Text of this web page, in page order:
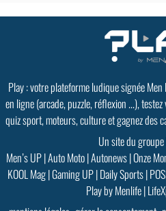
Play : votre plateforme ludique signée
en ligne (arcade, puzzle, réflexion ...),
quiz sport, moteurs, culture et gagnez des
Un site du groupe
Men’s UP|Auto Moto|Autonews|Onze
KOOL Mag|Gaming UP|Daily Sports|
Play by Menlife|